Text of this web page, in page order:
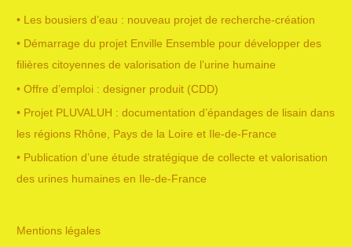
:• Les bousiers d’eau : nouveau projet de recherche-création
• Démarrage du projet Enville Ensemble pour développer des
filières citoyennes de valorisation de l’urine humaine
• Offre d’emploi : designer produit (CDD)
• Projet PLUVALUH : documentation d’épandages de lisain dans
les régions Rhône, Pays de la Loire et Ile-de-France
• Publication d’une étude stratégique de collecte et valorisation
des urines humaines en Ile-de-France
Mentions légales